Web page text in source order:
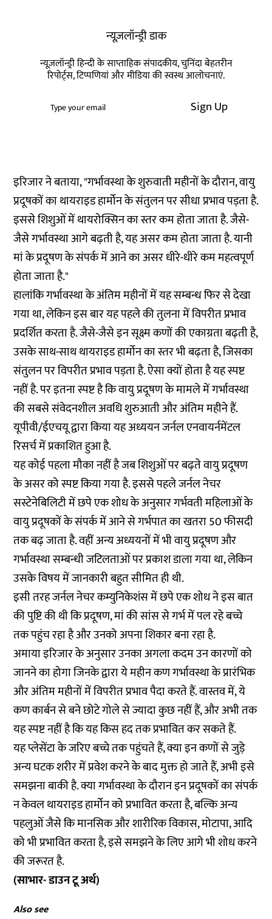
न्यूज़लॉन्ड्री डाक
न्यूज़लॉन्ड्री हिन्दी के साप्ताहिक संपादकीय, चुनिंदा बेहतरीन
रिपोर्ट्स, टिप्पणियां और मीडिया की स्वस्थ आलोचनाएं.
Sign Up
इरिजार ने बताया, "गर्भावस्था के शुरुवाती महीनों के दौरान, वायु
प्रदूषकों का थायराइड हार्मोन के संतुलन पर सीधा प्रभाव पड़ता है.
इससे शिशुओं में थायरोक्सिन का स्तर कम होता जाता है. जैसे-
जैसे गर्भावस्था आगे बढ़ती है, यह असर कम होता जाता है. यानी
मां के प्रदूषण के संपर्क में आने का असर धीरे-धीरे कम महत्वपूर्ण
होता जाता है."
हालांकि गर्भावस्था के अंतिम महीनों में यह सम्बन्ध फिर से देखा
गया था, लेकिन इस बार यह पहले की तुलना में विपरीत प्रभाव
प्रदर्शित करता है. जैसे-जैसे इन सूक्ष्म कणों की एकाग्रता बढ़ती है,
उसके साथ-साथ थायराइड हार्मोन का स्तर भी बढ़ता है, जिसका
संतुलन पर विपरीत प्रभाव पड़ता है. ऐसा क्यों होता है यह स्पष्ट
नहीं है. पर इतना स्पष्ट है कि वायु प्रदूषण के मामले में गर्भावस्था
की सबसे संवेदनशील अवधि शुरुआती और अंतिम महीने हैं.
यूपीवी/ईएचयू द्वारा किया यह अध्ययन जर्नलएनवायर्नमेंटल
रिसर्च में प्रकाशितहुआ है.
यह कोई पहला मौका नहीं है जब शिशुओं पर बढ़ते वायु प्रदूषण
के असर को स्पष्ट किया गया है. इससे पहले जर्नलनेचर
सस्टेनेबिलिटी में छपे एक शोधके अनुसार गर्भवती महिलाओं के
वायु प्रदूषकों के संपर्क में आने से गर्भपात का खतरा 50 फीसदी
तक बढ़ जाता है. वहींअन्य अध्ययनोंमें भी वायु प्रदूषण और
गर्भावस्था सम्बन्धी जटिलताओं पर प्रकाश डाला गया था, लेकिन
उसके विषय में जानकारी बहुत सीमित ही थी.
इसी तरह जर्नल नेचर कम्युनिकेशंस मेंछपे एक शोधने इस बात
की पुष्टि की थी कि प्रदूषण, मां की सांस से गर्भ में पल रहे बच्चे
तक पहुंच रहा है और उनको अपना शिकार बना रहा है.
अमाया इरिजार के अनुसार उनका अगला कदम उन कारणों को
जानने का होगा जिनके द्वारा ये महीन कण गर्भावस्था के प्रारंभिक
और अंतिम महीनों में विपरीत प्रभाव पैदा करते हैं. वास्तव में, ये
कण कार्बन से बने छोटे गोले से ज्यादा कुछ नहीं हैं, और अभी तक
यह स्पष्ट नहीं है कि यह किस हद तक प्रभावित कर सकते हैं.
यह प्लेसेंटा के जरिए बच्चे तक पहुंचते हैं, क्या इन कणों से जुड़े
अन्य घटक शरीर में प्रवेश करने के बाद मुक्त हो जाते हैं, अभी इसे
समझना बाकी है. क्या गर्भावस्था के दौरान इन प्रदूषकों का संपर्क
न केवल थायराइड हार्मोन को प्रभावित करता है, बल्कि अन्य
पहलुओं जैसे कि मानसिक और शारीरिक विकास, मोटापा, आदि
को भी प्रभावित करता है, इसे समझने के लिए आगे भी शोध करने
की जरूरत है.
(साभार- डाउन टू अर्थ)
Also see